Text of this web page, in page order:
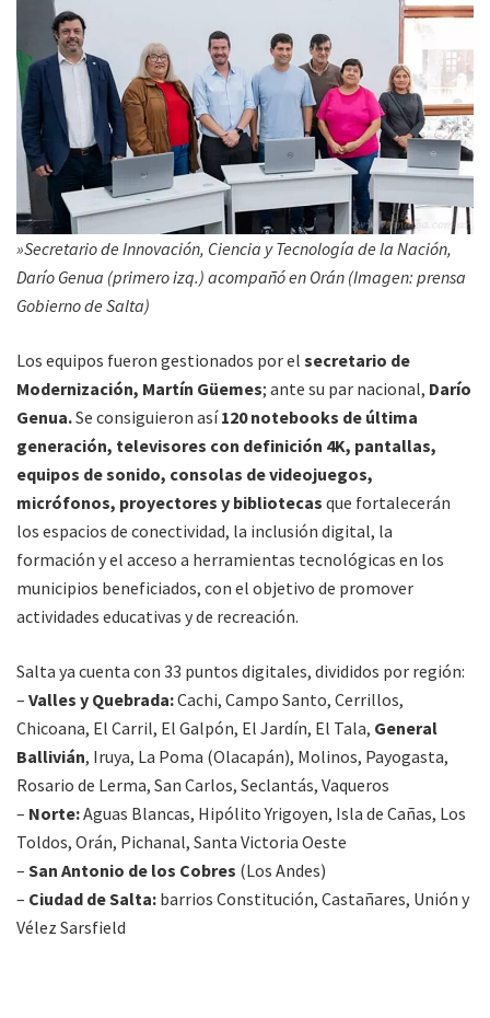
»Secretario de Innovación, Ciencia y Tecnología de la Nación,
Darío Genua (primero izq.) acompañó en Orán (Imagen: prensa
Gobierno de Salta)
Los equipos fueron gestionados por el secretario de
Modernización, Martín Güemes; ante su par nacional, Darío
Genua.Se consiguieron así120 notebooks de última
generación, televisores con definición 4K, pantallas,
equipos de sonido, consolas de videojuegos,
micrófonos, proyectores y bibliotecas que fortalecerán
los espacios de conectividad, la inclusión digital, la
formación y el acceso a herramientas tecnológicas en los
municipios beneficiados, con el objetivo de promover
actividades educativas y de recreación.
Salta ya cuenta con 33 puntos digitales, divididos por región:
– Valles y Quebrada:Cachi, Campo Santo, Cerrillos,
Chicoana, El Carril, El Galpón, El Jardín, El Tala, General
Ballivián, Iruya, La Poma (Olacapán), Molinos, Payogasta,
Rosario de Lerma, San Carlos, Seclantás, Vaqueros
– Norte:Aguas Blancas, Hipólito Yrigoyen, Isla de Cañas, Los
Toldos, Orán, Pichanal, Santa Victoria Oeste
– San Antonio de los Cobres (Los Andes)
– Ciudad de Salta: barrios Constitución, Castañares, Unión y
Vélez Sarsfield